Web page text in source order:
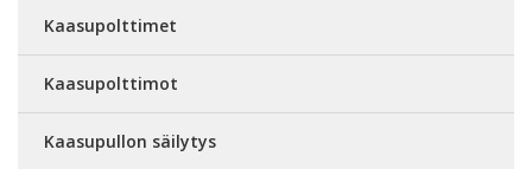
Kaasupolttimet
Kaasupolttimot
Kaasupullon säilytys